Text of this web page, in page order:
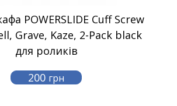
POWERSLIDE Cuff Screw
Grave, Kaze, 2-Pack black
для роликів
200 грн